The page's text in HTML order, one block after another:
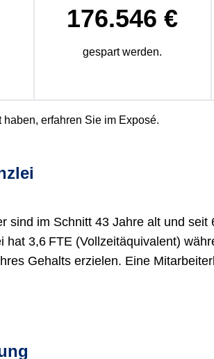
176.546 €
gespart werden.
erfahren Sie im Exposé.
sind im Schnitt 43 Jahre alt und seit
hat 3,6 FTE (Vollzeitäquivalent)
Gehalts erzielen. Eine